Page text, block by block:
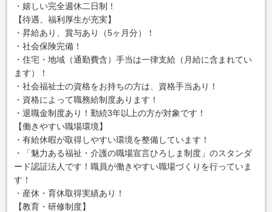
・嬉しい完全週休二日制！
【待遇、福利厚生が充実】
・昇給あり、賞与あり（5ヶ月分）！
・社会保険完備！
・住宅・地域（通勤費含）手当は一律支給（月給に含まれてい
ます）！
・社会福祉士の資格をお持ちの方は、資格手当あり！
・資格によって職務給制度あります！
・退職金制度あり！勤続3年以上の方が対象です！
【働きやすい職場環境】
・有給休暇が取得しやすい環境を整備しています！
・「魅力ある福祉・介護の職場宣言ひろしま制度」のスタンダ
ード認証法人です！職員が働きやすい職場づくりを行っていま
す！
・産休・育休取得実績あり！
【教育・研修制度】